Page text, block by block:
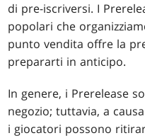
di pre-iscriversi. I
popolari che
punto vendita offre la
prepararti in anticipo.
In genere, i Prerelease
negozio; tuttavia, a
i giocatori possono